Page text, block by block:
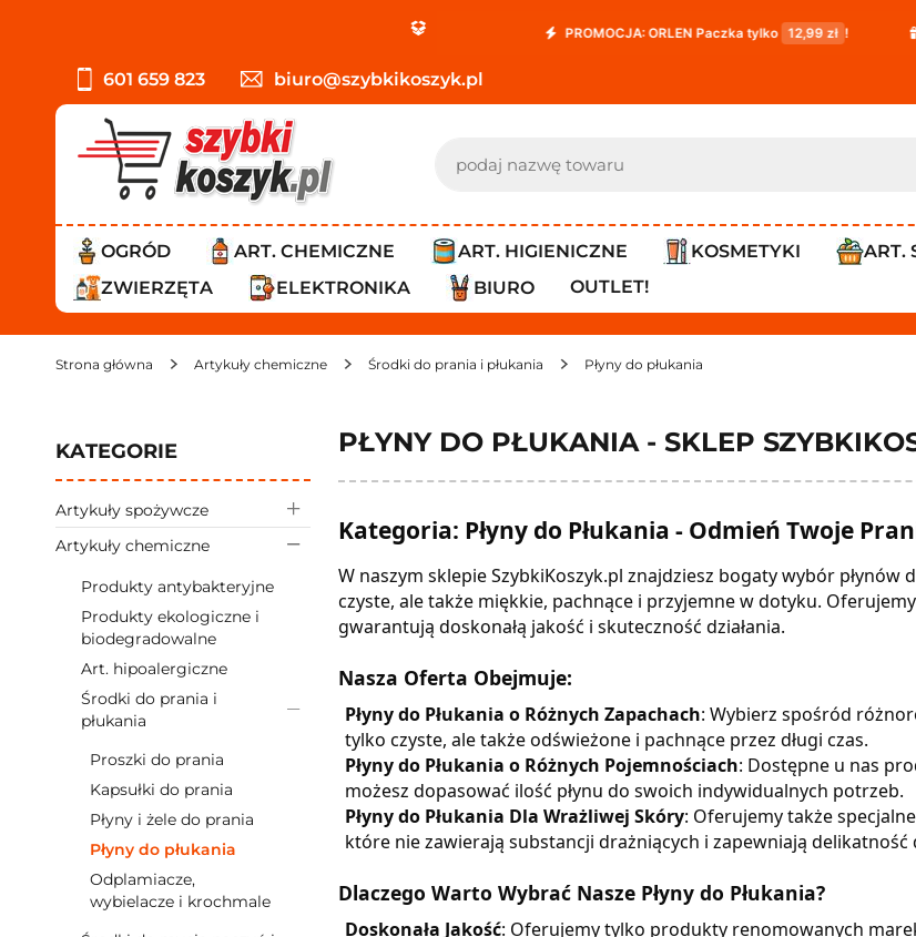
PROMOCJA: ORLEN Paczka tylko 12,99 zł ! Darmowa
601 659 823 biuro@szybkikoszyk.pl
OGRÓD ART. CHEMICZNE ART. HIGIENICZNE KOSMETYKI ART.
ZWIERZĘTA
ELEKTRONIKA BIURO OUTLET!
Strona główna Artykuły chemiczne Środki do prania i płukania Płyny do płukania
KATEGORIE
Artykuły spożywcze
Artykuły chemiczne
Produkty antybakteryjne
Produkty ekologiczne i
biodegradowalne
Art. hipoalergiczne
Środki do prania i
płukania
Proszki do prania
Kapsułki do prania
Płyny i żele do prania
Płyny do płukania
Odplamiacze,
wybielacze i krochmale
PŁYNY DO PŁUKANIA - SKLEP
Kategoria: Płyny do Płukania - Odmień Twoje
W naszym sklepie SzybkiKoszyk.pl znajdziesz bogaty wybór
czyste, ale także miękkie, pachnące i przyjemne w dotyku.
gwarantują doskonałą jakość i skuteczność działania.
Nasza Oferta Obejmuje:
Płyny do Płukania o Różnych Zapachach: Wybierz spośród
tylko czyste, ale także odświeżone i pachnące przez długi czas.
Płyny do Płukania o Różnych Pojemnościach: Dostępne u nas
możesz dopasować ilość płynu do swoich indywidualnych potrzeb.
Płyny do Płukania Dla Wrażliwej Skóry: Oferujemy także
które nie zawierają substancji drażniących i zapewniają delikatność
Dlaczego Warto Wybrać Nasze Płyny do Płukania?
Doskonała Jakość: Oferujemy tylko produkty renomowanych